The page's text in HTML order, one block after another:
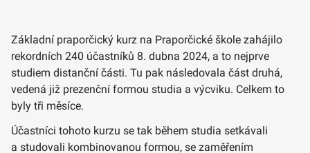
Základní praporčický kurz na Praporčické škole zahájilo
rekordních 240 účastníků 8. dubna 2024, a to nejprve
studiem distanční části. Tu pak následovala část druhá,
vedená již prezenční formou studia a výcviku. Celkem to
byly tři měsíce.
Účastníci tohoto kurzu se tak během studia setkávali
a studovali kombinovanou formou, se zaměřením